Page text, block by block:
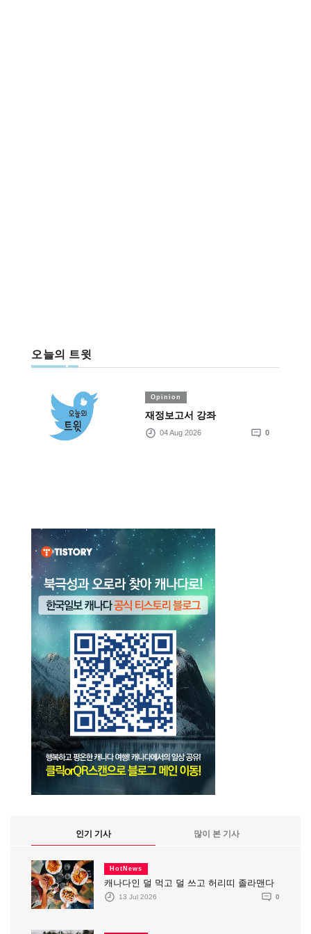
오늘의 트윗
Opinion
재정보고서 강좌
04 Aug 2026 0
인기 기사 많이 본 기사
HotNews
캐나다인 덜 먹고 덜 쓰고 허리띠 졸라맨다
13 Jul 2026 0